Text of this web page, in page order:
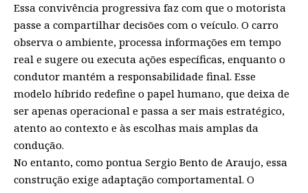
Essa convivência progressiva faz com que o motorista
passe a compartilhar decisões com o veículo. O carro
observa o ambiente, processa informações em tempo
real e sugere ou executa ações específicas, enquanto o
condutor mantém a responsabilidade final. Esse
modelo híbrido redefine o papel humano, que deixa de
ser apenas operacional e passa a ser mais estratégico,
atento ao contexto e às escolhas mais amplas da
condução.
No entanto, como pontua Sergio Bento de Araujo, essa
construção exige adaptação comportamental. O